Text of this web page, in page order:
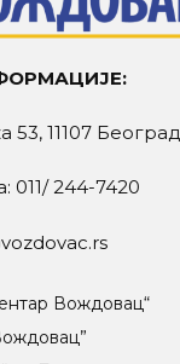
53, 11107 Београд
011/ 244-7420
Вождовац“